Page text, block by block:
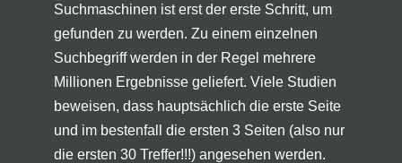
Suchmaschinen ist erst der erste Schritt, um
gefunden zu werden. Zu einem einzelnen
Suchbegriff werden in der Regel mehrere
Millionen Ergebnisse geliefert. Viele Studien
beweisen, dass hauptsächlich die erste Seite
und im bestenfall die ersten 3 Seiten (also nur
die ersten 30 Treffer!!!) angesehen werden.